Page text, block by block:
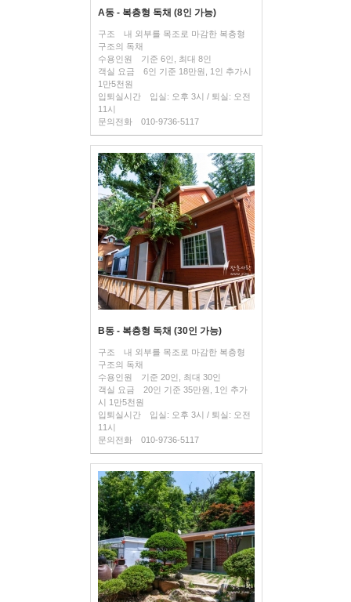
A동 - 복층형 독채 (8인 가능)
구조
내 외부를 목조로 마감한 복층형
구조의 독채
수용인원
기준 6인, 최대 8인
객실 요금
6인 기준 18만원, 1인 추가시
1만5천원
입퇴실시간
입실: 오후 3시 / 퇴실: 오전
11시
문의전화
010-9736-5117
B동 - 복층형 독채 (30인 가능)
구조
내 외부를 목조로 마감한 복층형
구조의 독채
수용인원
기준 20인, 최대 30인
객실 요금
20인 기준 35만원, 1인 추가
시 1만5천원
입퇴실시간
입실: 오후 3시 / 퇴실: 오전
11시
문의전화
010-9736-5117